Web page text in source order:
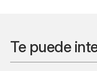
Te puede